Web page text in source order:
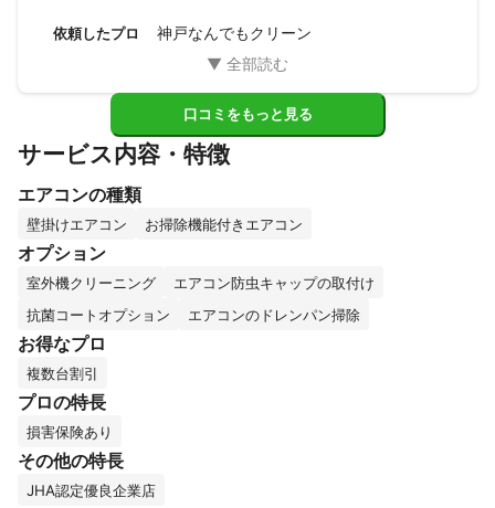
依頼したプロ 神戸なんでもクリーン
口コミをもっと見る
サービス内容・特徴
エアコンの種類
壁掛けエアコン お掃除機能付きエアコン
オプション
室外機クリーニング
エアコン防虫キャップの取付け
抗菌コートオプション
エアコンのドレンパン掃除
お得なプロ
複数台割引
プロの特長
損害保険あり
その他の特長
JHA認定優良企業店